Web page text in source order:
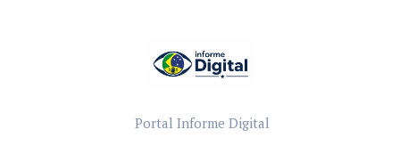
Portal Informe Digital